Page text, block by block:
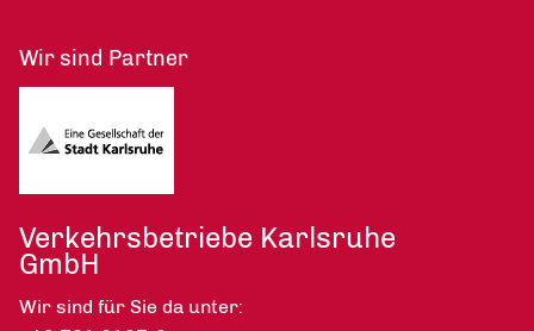
Wir sind Partner
Verkehrsbetriebe Karlsruhe
GmbH
Wir sind für Sie da unter: